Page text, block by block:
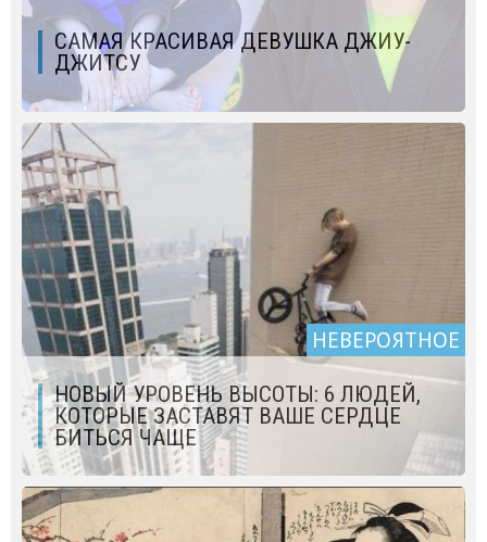
САМАЯ КРАСИВАЯ ДЕВУШКА ДЖИУ-
ДЖИТСУ
НЕВЕРОЯТНОЕ
НОВЫЙ УРОВЕНЬ ВЫСОТЫ: 6 ЛЮДЕЙ,
КОТОРЫЕ ЗАСТАВЯТ ВАШЕ СЕРДЦЕ
БИТЬСЯ ЧАЩЕ